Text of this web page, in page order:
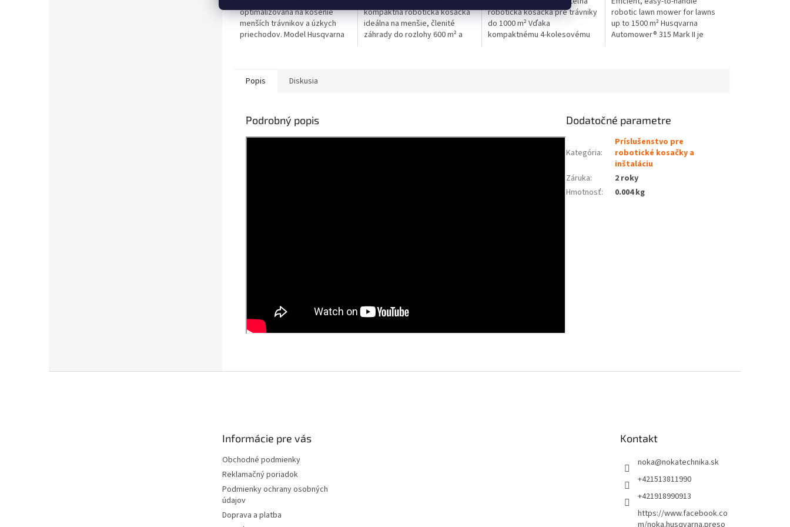
optimalizovaná na kosenie
menších trávnikov a úzkych
priechodov. Model Husqvarna
kompaktná robotická kosačka
ideálna na menšie, členité
záhrady do rozlohy 600 m² a
robotická kosačka pre trávniky
do 1000 m² Vďaka
kompaktnému 4-kolesovému
robotic lawn mower for lawns
up to 1500 m² Husqvarna
Automower® 315 Mark II je
Popis Diskusia
Podrobný popis Dodatočné parametre
Kategória:
Príslušenstvo pre
robotické kosačky a
inštaláciu
Záruka:
2 roky
Hmotnosť: 0.004 kg
Informácie pre vás
Obchodné podmienky
Reklamačný poriadok
Podmienky ochrany osobných
údajov
Doprava a platba
Kontakt
noka@nokatechnika.sk
+421513811990
+421918990913
https://www.facebook.co
m/noka.husqvarna.preso